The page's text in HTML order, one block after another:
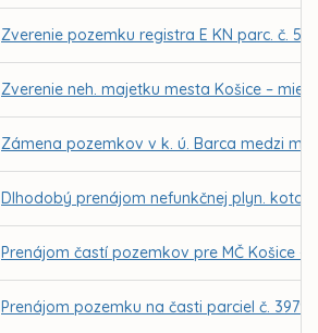
Zverenie pozemku registra E KN parc. č.
Zverenie neh. majetku mesta Košice –
Zámena pozemkov v k. ú. Barca medzi
Dlhodobý prenájom nefunkčnej plyn.
Prenájom častí pozemkov pre MČ Košice
Prenájom pozemku na časti parciel č.